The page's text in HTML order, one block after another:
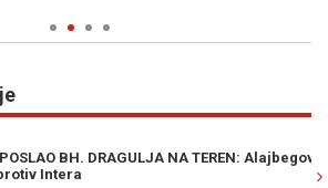
DRAGULJA NA TEREN: Alajbegović